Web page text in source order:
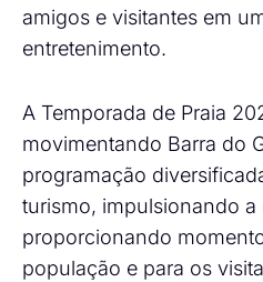
amigos e visitantes em
entretenimento.
A Temporada de Praia
movimentando Barra do
programação
turismo, impulsionando
proporcionando
população e para os